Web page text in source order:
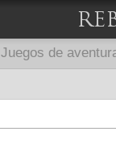
Juegos de